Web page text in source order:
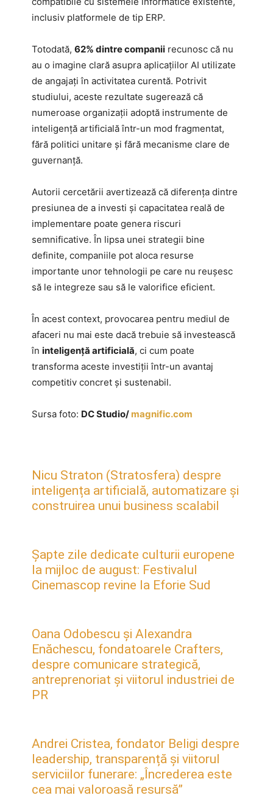
inclusiv platformele de tip ERP.
Totodată, 62% dintre companii recunosc că nu
au o imagine clară asupra aplicațiilor AI utilizate
de angajați în activitatea curentă. Potrivit
studiului, aceste rezultate sugerează că
numeroase organizații adoptă instrumente de
inteligență artificială într-un mod fragmentat,
fără politici unitare și fără mecanisme clare de
guvernanță.
Autorii cercetării avertizează că diferența dintre
presiunea de a investi și capacitatea reală de
implementare poate genera riscuri
semnificative. În lipsa unei strategii bine
definite, companiile pot aloca resurse
importante unor tehnologii pe care nu reușesc
să le integreze sau să le valorifice eficient.
În acest context, provocarea pentru mediul de
afaceri nu mai este dacă trebuie să investească
în inteligență artificială, ci cum poate
transforma aceste investiții într-un avantaj
competitiv concret și sustenabil.
Sursa foto: DC Studio/ magnific.com
Nicu Straton (Stratosfera) despre
inteligența artificială, automatizare și
construirea unui business scalabil
Șapte zile dedicate culturii europene
la mijloc de august: Festivalul
Cinemascop revine la Eforie Sud
Oana Odobescu și Alexandra
Enăchescu, fondatoarele Crafters,
despre comunicare strategică,
antreprenoriat și viitorul industriei de
PR
Andrei Cristea, fondator Beligi despre
leadership, transparență și viitorul
serviciilor funerare: „Încrederea este
cea mai valoroasă resursă”